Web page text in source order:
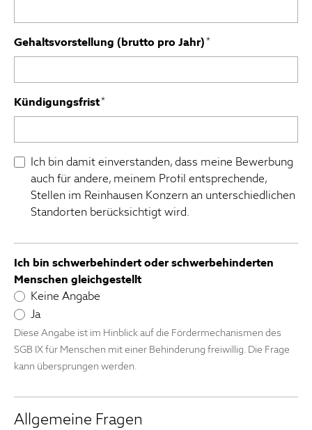
Gehaltsvorstellung (brutto pro Jahr)*
Kündigungsfrist*
Ich bin damit einverstanden, dass meine Bewerbung
auch für andere, meinem Profil entsprechende,
Stellen im Reinhausen Konzern an unterschiedlichen
Standorten berücksichtigt wird.
Ich bin schwerbehindert oder schwerbehinderten
Menschen gleichgestellt
Keine Angabe
Ja
Diese Angabe ist im Hinblick auf die Fördermechanismen des
SGB IX für Menschen mit einer Behinderung freiwillig. Die Frage
kann übersprungen werden.
Allgemeine Fragen